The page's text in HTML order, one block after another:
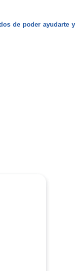
de poder ayudarte y